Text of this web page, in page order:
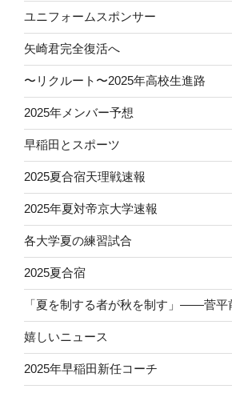
ユニフォームスポンサー
矢崎君完全復活へ
〜リクルート〜2025年高校生進路
2025年メンバー予想
早稲田とスポーツ
2025夏合宿天理戦速報
2025年夏対帝京大学速報
各大学夏の練習試合
2025夏合宿
「夏を制する者が秋を制す」——菅平
嬉しいニュース
2025年早稲田新任コーチ